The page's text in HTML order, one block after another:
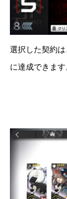
選択した契約
に達成できます